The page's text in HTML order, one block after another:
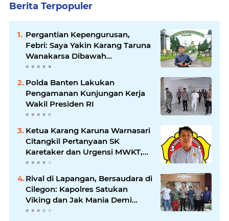
Berita Terpopuler
Pergantian Kepengurusan,
Febri: Saya Yakin Karang Taruna
Wanakarsa Dibawah
Kepemimpinan Bung Entus
Jauh Membawa Manfaat
Polda Banten Lakukan
Pengamanan Kunjungan Kerja
Wakil Presiden RI
Ketua Karang Karuna Warnasari
Citangkil Pertanyaan SK
Karetaker dan Urgensi MWKT,
Saat Suasana Berduka
Rival di Lapangan, Bersaudara di
Cilegon: Kapolres Satukan
Viking dan Jak Mania Demi
Nobar Damai Piala Presiden